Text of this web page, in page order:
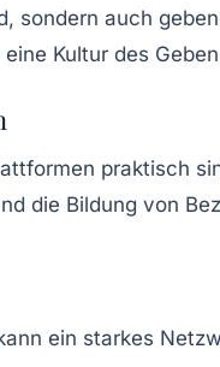
sondern auch
Kultur des
praktisch
die Bildung von
ein starkes